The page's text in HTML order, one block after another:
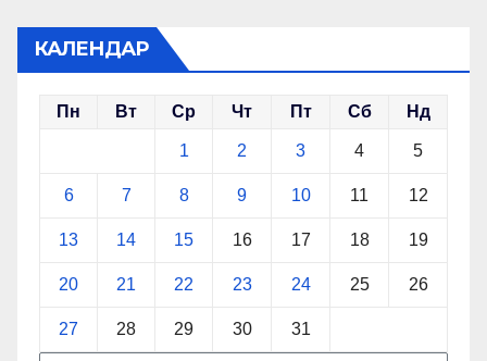
КАЛЕНДАР
Пн Вт Ср Чт Пт Сб Нд
1 2 3 4 5
6 7 8 9 10 11 12
13 14 15 16 17 18 19
20 21 22 23 24 25 26
27 28 29 30 31